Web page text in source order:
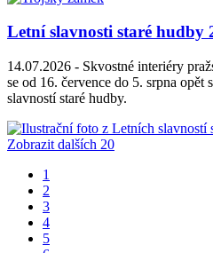
Letní slavnosti staré hudby
14.07.2026 - Skvostné interiéry
se od 16. července do 5. srpna opět
slavností staré hudby.
Zobrazit dalších 20
1
2
3
4
5